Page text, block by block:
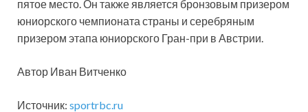
пятое место. Он также является бронзовым призером
юниорского чемпионата страны и серебряным
призером этапа юниорского Гран-при в Австрии.
Автор Иван Витченко
Источник: sportrbc.ru